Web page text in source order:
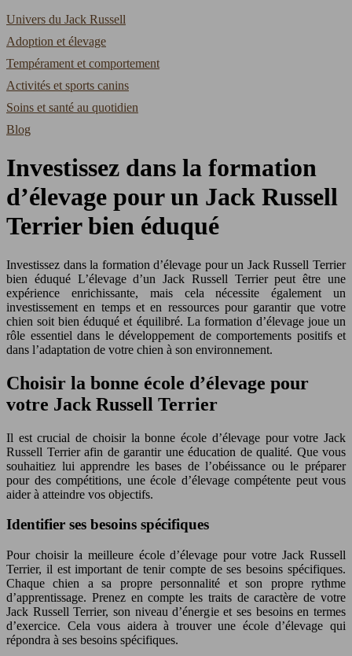
Univers du Jack Russell
Adoption et élevage
Tempérament et comportement
Activités et sports canins
Soins et santé au quotidien
Blog
Investissez dans la formation
d’élevage pour un Jack Russell
Terrier bien éduqué
Investissez dans la formation d’élevage pour un Jack Russell Terrier
bien éduqué L’élevage d’un Jack Russell Terrier peut être une
expérience enrichissante, mais cela nécessite également un
investissement en temps et en ressources pour garantir que votre
chien soit bien éduqué et équilibré. La formation d’élevage joue un
rôle essentiel dans le développement de comportements positifs et
dans l’adaptation de votre chien à son environnement.
Choisir la bonne école d’élevage pour
votre Jack Russell Terrier
Il est crucial de choisir la bonne école d’élevage pour votre Jack
Russell Terrier afin de garantir une éducation de qualité. Que vous
souhaitiez lui apprendre les bases de l’obéissance ou le préparer
pour des compétitions, une école d’élevage compétente peut vous
aider à atteindre vos objectifs.
Identifier ses besoins spécifiques
Pour choisir la meilleure école d’élevage pour votre Jack Russell
Terrier, il est important de tenir compte de ses besoins spécifiques.
Chaque chien a sa propre personnalité et son propre rythme
d’apprentissage. Prenez en compte les traits de caractère de votre
Jack Russell Terrier, son niveau d’énergie et ses besoins en termes
d’exercice. Cela vous aidera à trouver une école d’élevage qui
répondra à ses besoins spécifiques.